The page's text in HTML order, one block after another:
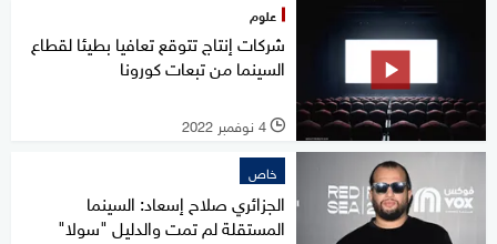
علوم
شركات إنتاج تتوقع تعافيا بطيئا لقطاع
السينما من تبعات كورونا
l 4 نوفمبر 2022
خاص
الجزائري صلاح إسعاد: السينما
المستقلة لم تمت والدليل "سولا"